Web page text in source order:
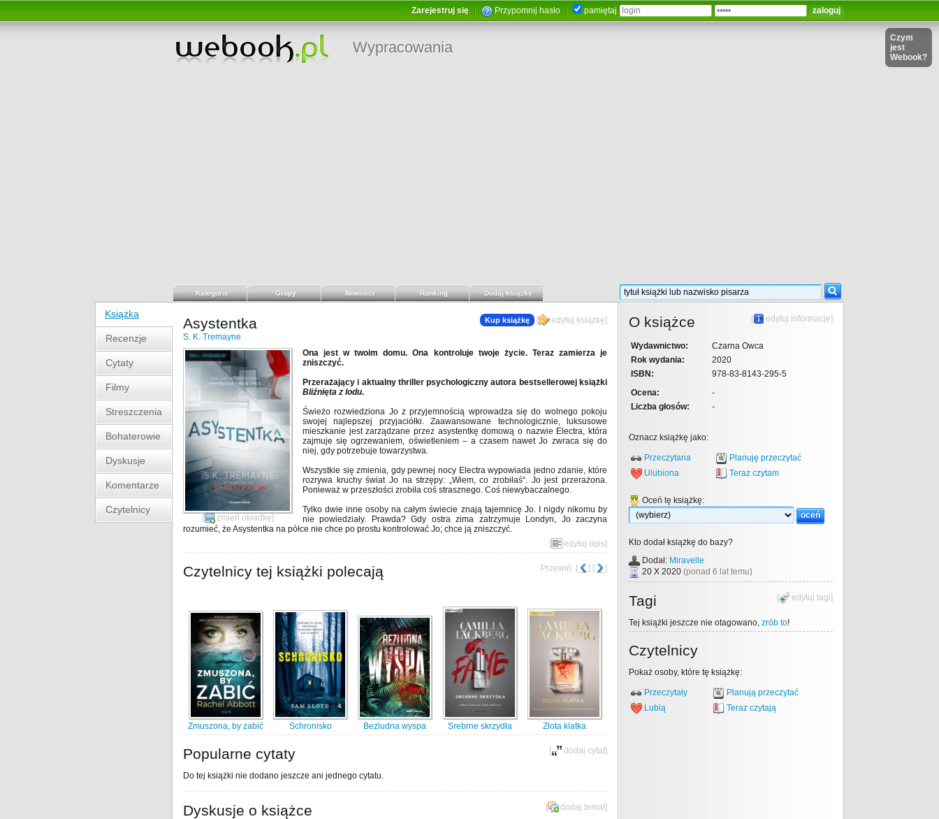
Zarejestruj się Przypomnij hasło pamiętaj
Wypracowania
Czym
jest
Webook?
Kategorie Grupy Nowości Ranking Dodaj książkę
Książka
Recenzje
Cytaty
Filmy
Streszczenia
Bohaterowie
Dyskusje
Komentarze
Czytelnicy
Kup książkę [ edytuj książkę]
Asystentka
S. K. Tremayne
[ zmień okładkę]
Ona jest w twoim domu. Ona kontroluje twoje życie. Teraz zamierza je
zniszczyć.
Przerażający i aktualny thriller psychologiczny autora bestsellerowej książki
Bliźnięta z lodu.
Świeżo rozwiedziona Jo z przyjemnością wprowadza się do wolnego pokoju
swojej najlepszej przyjaciółki. Zaawansowane technologicznie, luksusowe
mieszkanie jest zarządzane przez asystentkę domową o nazwie Electra, która
zajmuje się ogrzewaniem, oświetleniem – a czasem nawet Jo zwraca się do
niej, gdy potrzebuje towarzystwa.
Wszystkie się zmienia, gdy pewnej nocy Electra wypowiada jedno zdanie, które
rozrywa kruchy świat Jo na strzępy: „Wiem, co zrobiłaś“. Jo jest przerażona.
Ponieważ w przeszłości zrobiła coś strasznego. Coś niewybaczalnego.
Tylko dwie inne osoby na całym świecie znają tajemnicę Jo. I nigdy nikomu by
nie powiedziały. Prawda? Gdy ostra zima zatrzymuje Londyn, Jo zaczyna
rozumieć, że Asystentka na półce nie chce po prostu kontrolować Jo; chce ją zniszczyć.
[
edytuj opis]
Przewiń: [ ] [ ]
Czytelnicy tej książki polecają
Zmuszona, by zabić Schronisko Bezludna wyspa Srebrne skrzydła Złota klatka
[ dodaj cytat]
Popularne cytaty
Do tej książki nie dodano jeszcze ani jednego cytatu.
[ dodaj temat]
Dyskusje o książce
[ edytuj informacje]
O książce
Wydawnictwo:
Czarna Owca
Rok wydania:
2020
ISBN:
978-83-8143-295-5
Ocena:
-
Liczba głosów:
-
Oznacz książkę jako:
Przeczytana
Planuję przeczytać
Ulubiona
Teraz czytam
Oceń tę książkę:
Kto dodał książkę do bazy?
Dodał: Miravelle
20 X 2020 (ponad 6 lat temu)
[ edytuj tagi]
Tagi
Tej książki jeszcze nie otagowano, zrób to!
Czytelnicy
Pokaż osoby, które tę książkę:
Przeczytały
Planują przeczytać
Lubią
Teraz czytają